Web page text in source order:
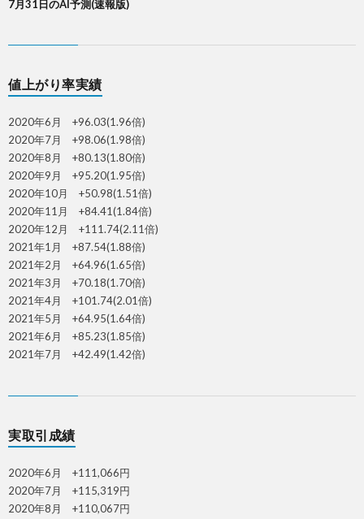
7月31日のAI予測(速報版)
値上がり率実績
2020年6月 +96.03(1.96倍)
2020年7月 +98.06(1.98倍)
2020年8月 +80.13(1.80倍)
2020年9月 +95.20(1.95倍)
2020年10月 +50.98(1.51倍)
2020年11月 +84.41(1.84倍)
2020年12月 +111.74(2.11倍)
2021年1月 +87.54(1.88倍)
2021年2月 +64.96(1.65倍)
2021年3月 +70.18(1.70倍)
2021年4月 +101.74(2.01倍)
2021年5月 +64.95(1.64倍)
2021年6月 +85.23(1.85倍)
2021年7月 +42.49(1.42倍)
実取引成績
2020年6月 +111,066円
2020年7月 +115,319円
2020年8月 +110,067円